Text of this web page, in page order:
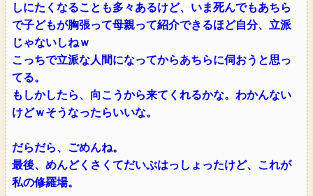
しにたくなることも多々あるけど、いま死んでもあちら
で子どもが胸張って母親って紹介できるほど自分、立派
じゃないしねｗ
こっちで立派な人間になってからあちらに伺おうと思っ
てる。
もしかしたら、向こうから来てくれるかな。わかんない
けどｗそうなったらいいな。
だらだら、ごめんね。
最後、めんどくさくてだいぶはっしょったけど、これが
私の修羅場。